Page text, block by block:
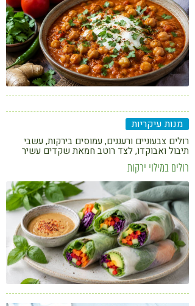
מנות עיקריות
רולים במילוי ירקות
רולים צבעוניים ורעננים, עמוסים בירקות, עשבי
תיבול ואבוקדו, לצד רוטב חמאת שקדים עשיר
בטעמים – מתוך הספר "מה אני עושה עם העייפות
הזאת"